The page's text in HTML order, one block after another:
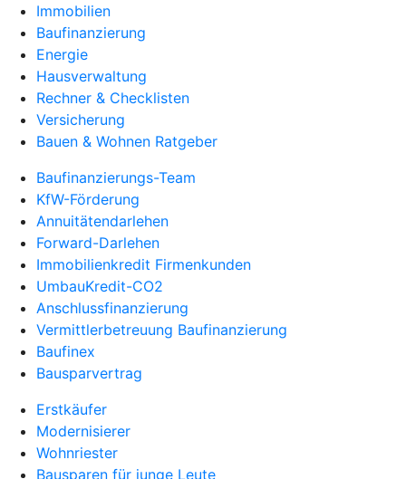
Immobilien
Baufinanzierung
Energie
Hausverwaltung
Rechner & Checklisten
Versicherung
Bauen & Wohnen Ratgeber
Baufinanzierungs-Team
KfW-Förderung
Annuitätendarlehen
Forward-Darlehen
Immobilienkredit Firmenkunden
UmbauKredit-CO2
Anschlussfinanzierung
Vermittlerbetreuung Baufinanzierung
Baufinex
Bausparvertrag
Erstkäufer
Modernisierer
Wohnriester
Bausparen für junge Leute